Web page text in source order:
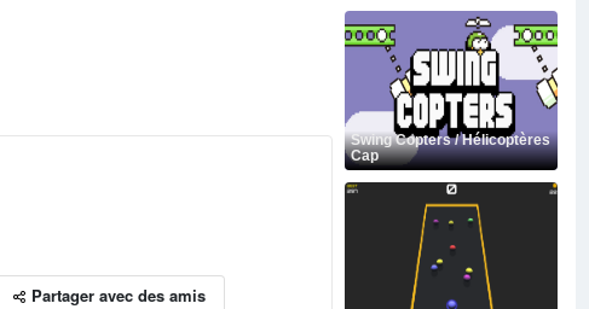
Partager avec des amis
Swing Copters / Hélicoptères
Cap